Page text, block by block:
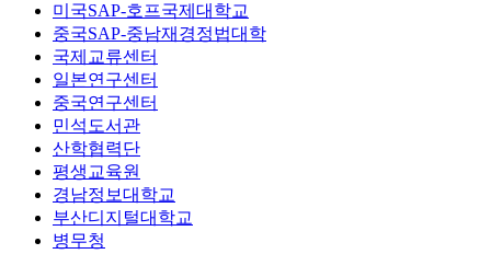
미국SAP-호프국제대학교
중국SAP-중남재경정법대학
국제교류센터
일본연구센터
중국연구센터
민석도서관
산학협력단
평생교육원
경남정보대학교
부산디지털대학교
병무청